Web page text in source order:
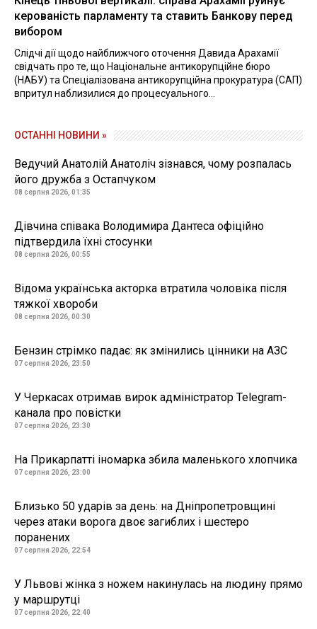
керованість парламенту та ставить Банкову перед
вибором
Слідчі дії щодо найближчого оточення Давида Арахамії
свідчать про те, що Національне антикорупційне бюро
(НАБУ) та Спеціалізована антикорупційна прокуратура (САП)
впритул наблизилися до процесуального...
ОСТАННІ НОВИНИ »
Ведучий Анатолій Анатоліч зізнався, чому розпалась
його дружба з Остапчуком
08 серпня 2026, 01:35
Дівчина співака Володимира Дантеса офіційно
підтвердила їхні стосунки
08 серпня 2026, 00:55
Відома українська акторка втратила чоловіка після
тяжкої хвороби
08 серпня 2026, 00:30
Бензин стрімко падає: як змінились цінники на АЗС
07 серпня 2026, 23:50
У Черкасах отримав вирок адміністратор Telegram-
канала про повістки
07 серпня 2026, 23:30
На Прикарпатті іномарка збила маленького хлопчика
07 серпня 2026, 23:00
Близько 50 ударів за день: на Дніпропетровщині
через атаки ворога двоє загиблих і шестеро
поранених
07 серпня 2026, 22:54
У Львові жінка з ножем накинулась на людину прямо
у маршрутці
07 серпня 2026, 22:40